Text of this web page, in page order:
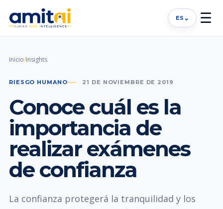
ES ⌄ ☰
Inicio/Insights
RIESGO HUMANO 21 DE NOVIEMBRE DE 2019
Conoce cuál es la
importancia de
realizar exámenes
de confianza
La confianza protegerá la tranquilidad y los